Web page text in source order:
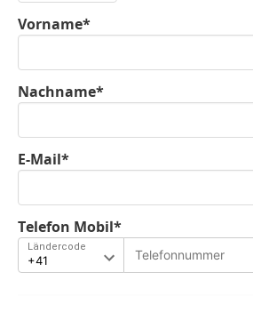
Vorname*
Nachname*
E-Mail*
Telefon Mobil*
Ländercode